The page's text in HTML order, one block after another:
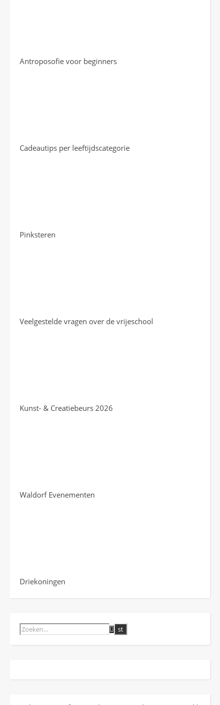
Antroposofie voor beginners
Cadeautips per leeftijdscategorie
Pinksteren
Veelgestelde vragen over de vrijeschool
Kunst- & Creatiebeurs 2026
Waldorf Evenementen
Driekoningen